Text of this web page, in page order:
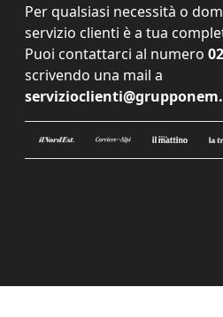
Per qualsiasi necessità o
servizio clienti è a tua
Puoi contattarci al numero
scrivendo una mail a